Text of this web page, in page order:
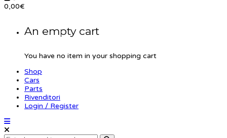
0,00€
An empty cart
You have no item in your shopping cart
Shop
Cars
Parts
Rivenditori
Login / Register